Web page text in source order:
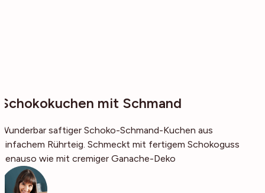
Schokokuchen mit Schmand
Wunderbar saftiger Schoko-Schmand-Kuchen aus
einfachem Rührteig. Schmeckt mit fertigem Schokoguss
genauso wie mit cremiger Ganache-Deko